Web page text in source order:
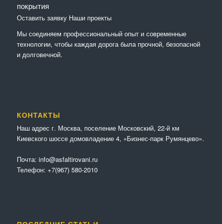
покрытия
Оставить заявку Наши проекты
Мы соединяем профессиональный опыт и современные
технологии, чтобы каждая дорога была прочной, безопасной
и долговечной.
КОНТАКТЫ
Наш адрес г. Москва, поселение Московский, 22-й км
Киевского шоссе домовладение 4, «Бизнес-парк Румянцево».
Почта: info@asfaltirovani.ru
Телефон: +7(967) 580-2010